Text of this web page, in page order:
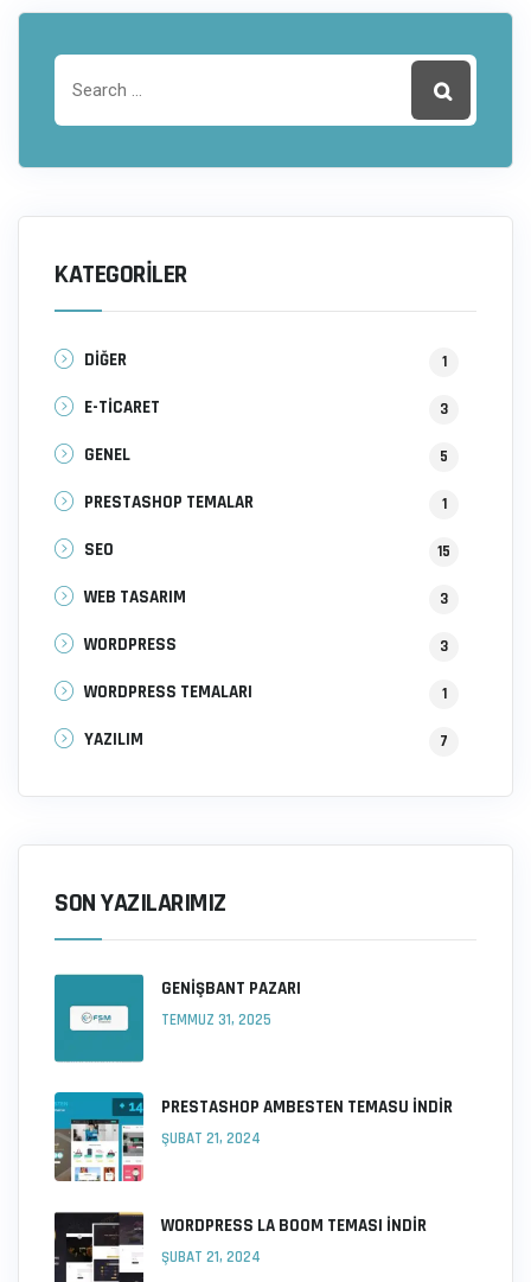
KATEGORILER
DİĞER 1
E-TİCARET 3
GENEL 5
PRESTASHOP TEMALAR 1
SEO 15
WEB TASARIM 3
WORDPRESS 3
WORDPRESS TEMALARI 1
YAZILIM 7
SON YAZILARIMIZ
GENIŞBANT PAZARI
TEMMUZ 31, 2025
PRESTASHOP AMBESTEN TEMASU İNDIR
ŞUBAT 21, 2024
WORDPRESS LA BOOM TEMASI İNDIR
ŞUBAT 21, 2024